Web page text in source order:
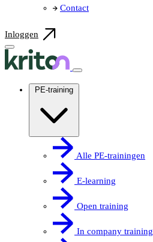
Contact
Inloggen
PE-training
Alle PE-trainingen
E-learning
Open training
In company training